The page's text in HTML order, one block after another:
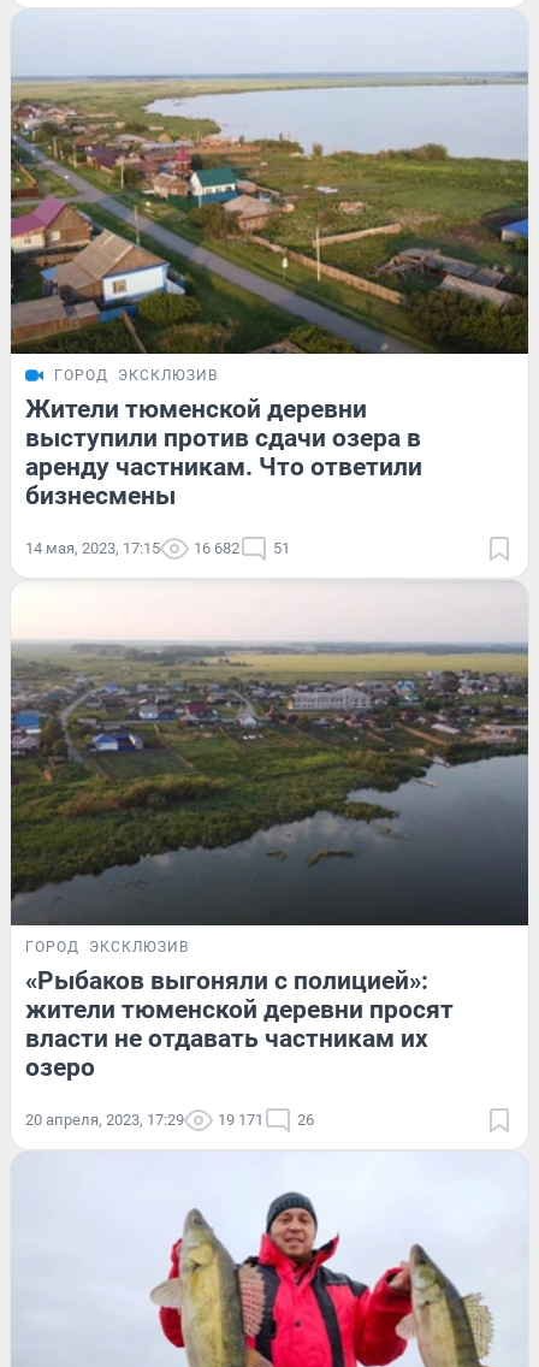
ГОРОД ЭКСКЛЮЗИВ
Жители тюменской деревни
выступили против сдачи озера в
аренду частникам. Что ответили
бизнесмены
14 мая, 2023, 17:15 16 682 51
ГОРОД ЭКСКЛЮЗИВ
«Рыбаков выгоняли с полицией»:
жители тюменской деревни просят
власти не отдавать частникам их
озеро
20 апреля, 2023, 17:29 19 171 26